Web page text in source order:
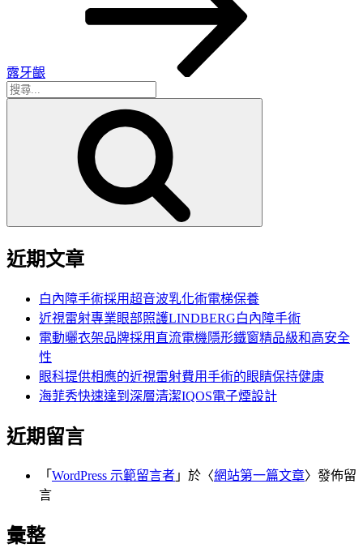
露牙齦
搜
近期文章
白內障手術採用超音波乳化術電梯保養
近視雷射專業眼部照護LINDBERG白內障手術
電動曬衣架品牌採用直流電機隱形鐵窗精品級和高安全
性
眼科提供相應的近視雷射費用手術的眼睛保持健康
海菲秀快速達到深層清潔IQOS電子煙設計
近期留言
「 WordPress 示範留言者 」於〈網站第一篇文章〉發佈留
言
彙整